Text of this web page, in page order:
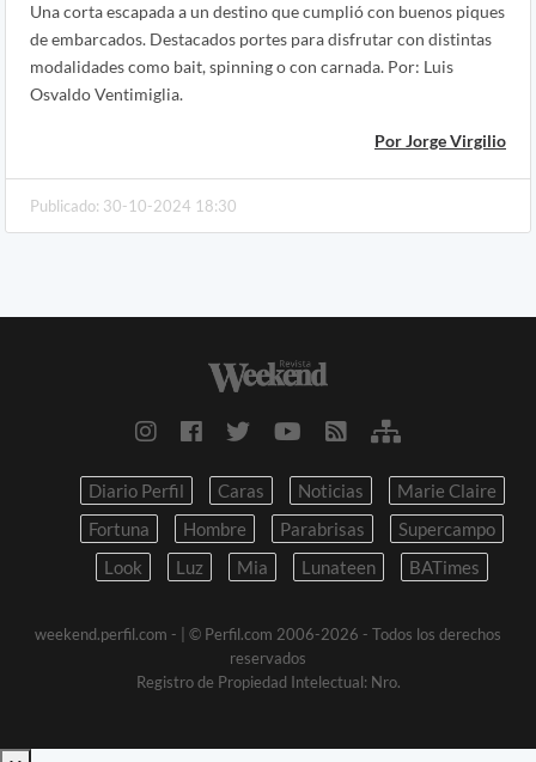
Una corta escapada a un destino que cumplió con buenos piques
de embarcados. Destacados portes para disfrutar con distintas
modalidades como bait, spinning o con carnada. Por: Luis
Osvaldo Ventimiglia.
Por Jorge Virgilio
Publicado: 30-10-2024 18:30
Diario Perfil Caras Noticias
Marie Claire
Fortuna
Hombre Parabrisas
Supercampo
Look
Luz Mia Lunateen BATimes
weekend.perfil.com -
| © Perfil.com 2006-2026 - Todos los derechos
reservados
Registro de Propiedad Intelectual: Nro.